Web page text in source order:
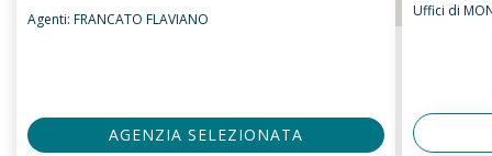
Agenti: FRANCATO FLAVIANO
AGENZIA SELEZIONATA
Uffici di